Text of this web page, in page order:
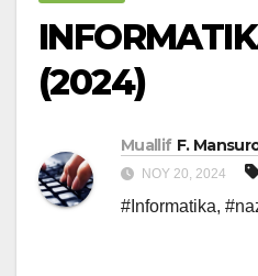
(2024)
Muallif F.
NOY 20, 2024
#Informatika,